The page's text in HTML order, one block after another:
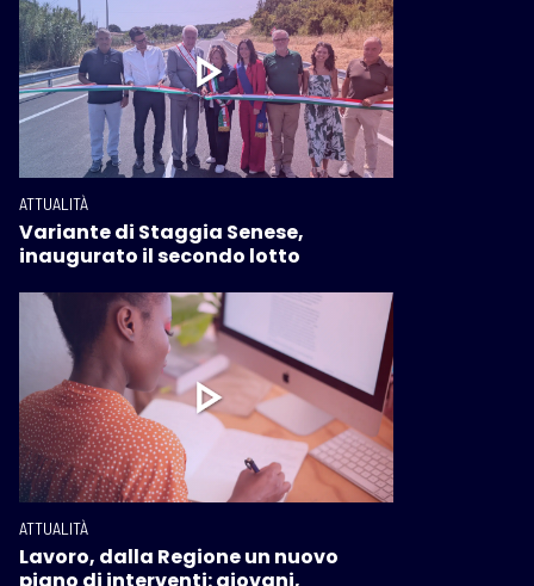
ATTUALITÀ
Variante di Staggia Senese,
inaugurato il secondo lotto
ATTUALITÀ
Lavoro, dalla Regione un nuovo